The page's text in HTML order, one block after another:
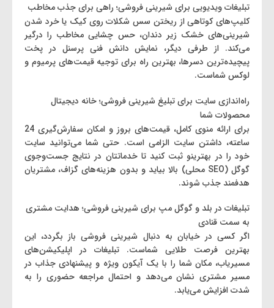
تبلیغات ویدیویی برای شیرینی ‌فروشی؛ راهی برای جذب مخاطب
کلیپ‌های کوتاهی از ریختن سس شکلات روی کیک یا خرد شدن
شیرینی‌های خشک زیر دندان، حس چشایی مخاطب را درگیر
می‌کند. از طرفی دیگر، نمایش دانش فنی پرسنل در پخت
پیچیده‌ترین دسرها، بهترین راه برای توجیه قیمت‌های پرمیوم و
لوکس شماست.
راه‌اندازی سایت برای تبلیغ شیرینی فروشی؛ خانه دیجیتال
محصولات شما
برای ارائه منوی کامل، قیمت‌های بروز و امکان سفارش‌گیری 24
ساعته، داشتن سایت الزامی است. حتی شما می‌توانید سایت
خود را در بهترینو ثبت کنید تا خدماتتان در نتایج جست‌وجوی
گوگل (SEO محلی) بالا بیاید و بدون هزینه‌های گزاف، مشتریان
هدفمند جذب شوند.
تبلیغات در بلد و گوگل مپ برای شیرینی فروشی؛ هدایت مشتری
به سمت قنادی
اگر کسی در خیابان به دنبال شیرینی ‌فروشی باز بگردد، این
بهترین فرصت طلایی شماست. تبلیغات در اپلیکیشن‌های
مسیریاب، مکان شما را با یک آیکون ویژه و پیشنهادی جذاب در
مسیر مشتری نشان می‌دهد و احتمال مراجعه حضوری را به
شدت افزایش می‌یابد.